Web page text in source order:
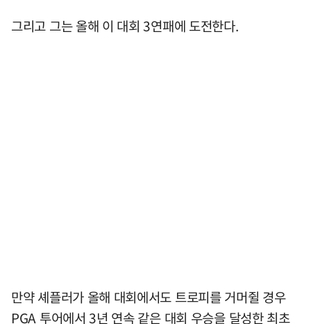
그리고 그는 올해 이 대회 3연패에 도전한다.
만약 셰플러가 올해 대회에서도 트로피를 거머쥘 경우
PGA 투어에서 3년 연속 같은 대회 우승을 달성한 최초